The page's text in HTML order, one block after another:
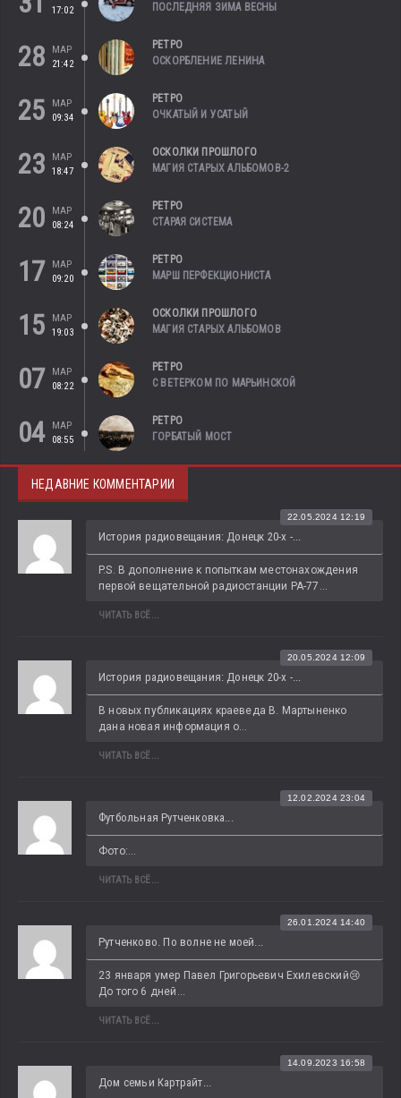
17:02
ПОСЛЕДНЯЯ ЗИМА ВЕСНЫ
28
МАР
21:42
РЕТРО
ОСКОРБЛЕНИЕ ЛЕНИНА
25
МАР
09:34
РЕТРО
ОЧКАТЫЙ И УСАТЫЙ
23
МАР
18:47
ОСКОЛКИ ПРОШЛОГО
МАГИЯ СТАРЫХ АЛЬБОМОВ-2
20
МАР
08:24
РЕТРО
СТАРАЯ СИСТЕМА
17
МАР
09:20
РЕТРО
МАРШ ПЕРФЕКЦИОНИСТА
15
МАР
19:03
ОСКОЛКИ ПРОШЛОГО
МАГИЯ СТАРЫХ АЛЬБОМОВ
07
МАР
08:22
РЕТРО
С ВЕТЕРКОМ ПО МАРЬИНСКОЙ
04
МАР
08:55
РЕТРО
ГОРБАТЫЙ МОСТ
НЕДАВНИЕ КОММЕНТАРИИ
История радиовещания: Донецк 20-х -...
22.05.2024 12:19
P.S. В дополнение к попыткам местонахождения
первой вещательной радиостанции РА-77...
ЧИТАТЬ ВСЁ...
История радиовещания: Донецк 20-х -...
20.05.2024 12:09
В новых публикациях краеведа В. Мартыненко
дана новая информация о...
ЧИТАТЬ ВСЁ...
Футбольная Рутченковка...
12.02.2024 23:04
Фото:...
ЧИТАТЬ ВСЁ...
Рутченково. По волне не моей...
26.01.2024 14:40
23 января умер Павел Григорьевич Ехилевский😢
До того 6 дней...
ЧИТАТЬ ВСЁ...
Дом семьи Картрайт...
14.09.2023 16:58